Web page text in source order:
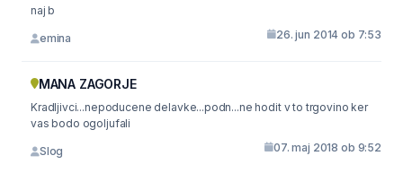
naj b
emina 26. jun 2014 ob 7:53
MANA ZAGORJE
Kradljivci...nepoducene delavke...podn...ne hodit v to trgovino ker
vas bodo ogoljufali
Slog 07. maj 2018 ob 9:52